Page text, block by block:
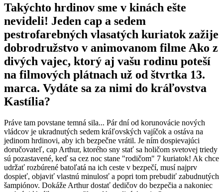
Takýchto hrdinov sme v kinách ešte
nevideli! Jeden cap a sedem
pestrofarebných vlasatých kuriatok zažije
dobrodružstvo v animovanom filme Ako z
divých vajec, ktorý aj vašu rodinu poteší
na filmových plátnach už od štvrtka 13.
marca. Vydáte sa za nimi do kráľovstva
Kastília?
Práve tam povstane temná sila... Pár dní od korunovácie nových
vládcov je ukradnutých sedem kráľovských vajíčok a ostáva na
jedinom hrdinovi, aby ich bezpečne vrátil. Je ním dospievajúci
doručovateľ, cap Arthur, ktorého sny stať sa holičom svetovej triedy
sú pozastavené, keď sa cez noc stane "rodičom" 7 kuriatok! Ak chce
udržať rozbúrené batoľatá na ich ceste v bezpečí, musí najprv
dospieť, objaviť vlastnú minulosť a popri tom prebudiť zabudnutých
šampiónov. Dokáže Arthur dostať dedičov do bezpečia a nakoniec